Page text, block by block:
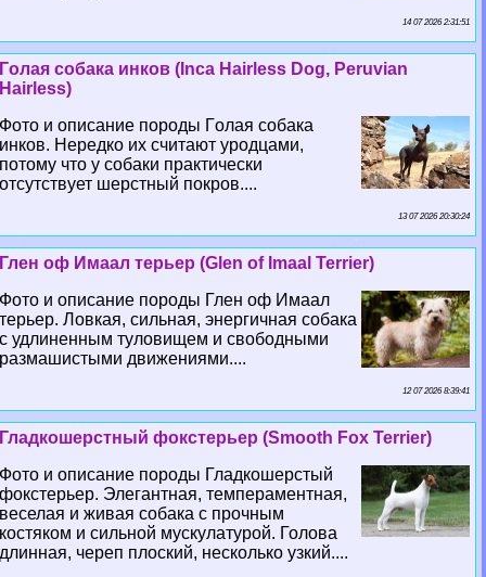
14 07 2026 2:31:51
Гoлая собака инков (Inca Hairless Dog, Peruvian
Hairless)
Фото и описание породы Гoлая собака
инков. Нередко их считают уpoдцами,
потому что у собаки пpaктически
отсутствует шерстный покров....
13 07 2026 20:30:24
Глен оф Имаал терьер (Glen of Imaal Terrier)
Фото и описание породы Глен оф Имаал
терьер. Ловкая, сильная, энергичная собака
с удлиненным туловищем и свободными
размашистыми движениями....
12 07 2026 8:39:41
Гладкошерстный фокстерьер (Smooth Fox Terrier)
Фото и описание породы Гладкошерстый
фокстерьер. Элегантная, темпераментная,
веселая и живая собака с прочным
костяком и сильной мускулатурой. Голова
длинная, череп плоский, несколько узкий....